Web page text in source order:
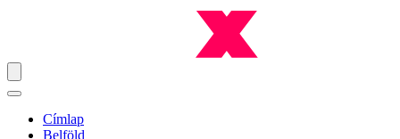
Címlap
Belföld